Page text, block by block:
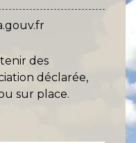
des
déclarée,
sur place.